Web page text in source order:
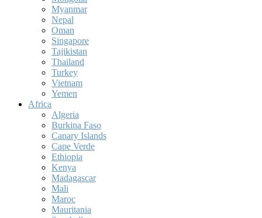
Myanmar
Nepal
Oman
Singapore
Tajikistan
Thailand
Turkey
Vietnam
Yemen
Africa
Algeria
Burkina Faso
Canary Islands
Cape Verde
Ethiopia
Kenya
Madagascar
Mali
Maroc
Mauritania